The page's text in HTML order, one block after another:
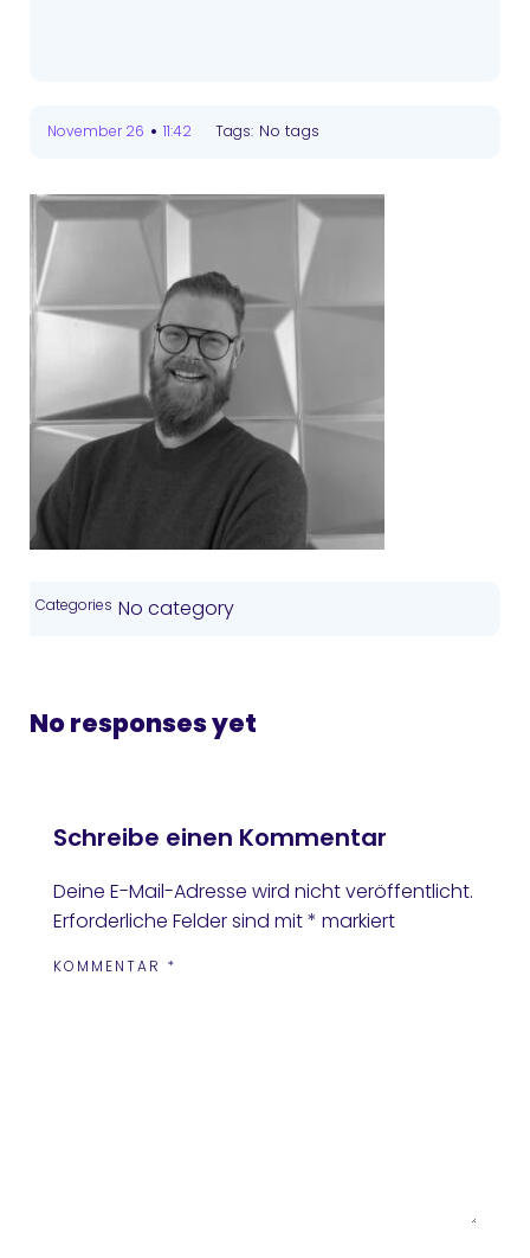
November 26 • 11:42 Tags: No tags
Categories No category
No responses yet
Schreibe einen Kommentar
Deine E-Mail-Adresse wird nicht veröffentlicht.
Erforderliche Felder sind mit* markiert
KOMMENTAR *